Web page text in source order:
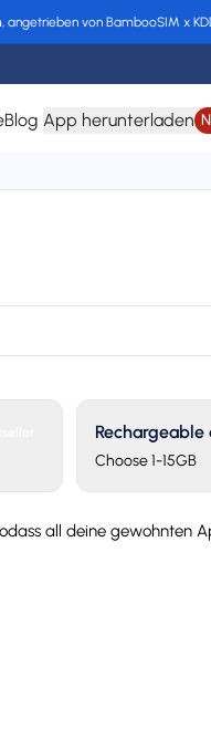
, angetrieben von BambooSIM x
Blog App herunterladen
Choose 1-15GB
all deine gewohnten